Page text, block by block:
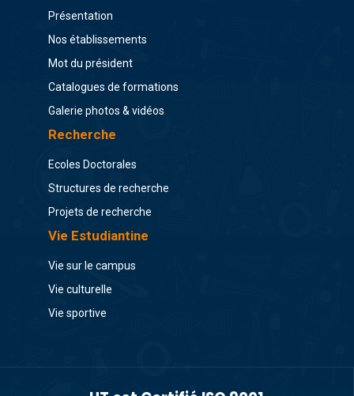
Présentation
Nos établissements
Mot du président
Catalogues de formations
Galerie photos & vidéos
Recherche
Ecoles Doctorales
Structures de recherche
Projets de recherche
Vie Estudiantine
Vie sur le campus
Vie culturelle
Vie sportive